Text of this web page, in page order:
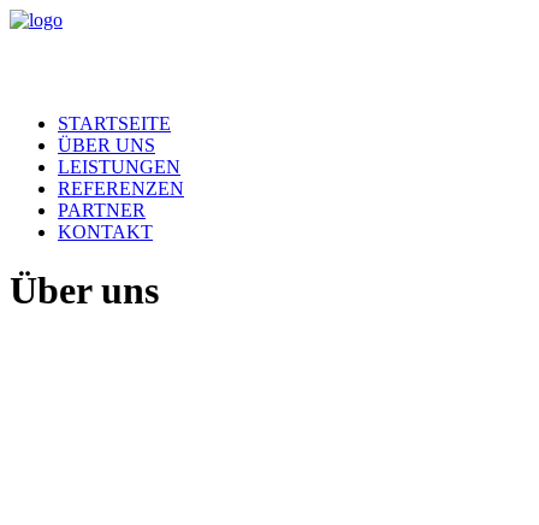
STARTSEITE
ÜBER UNS
LEISTUNGEN
REFERENZEN
PARTNER
KONTAKT
Über uns